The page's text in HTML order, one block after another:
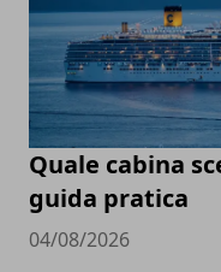
Quale cabina
guida pratica
04/08/2026